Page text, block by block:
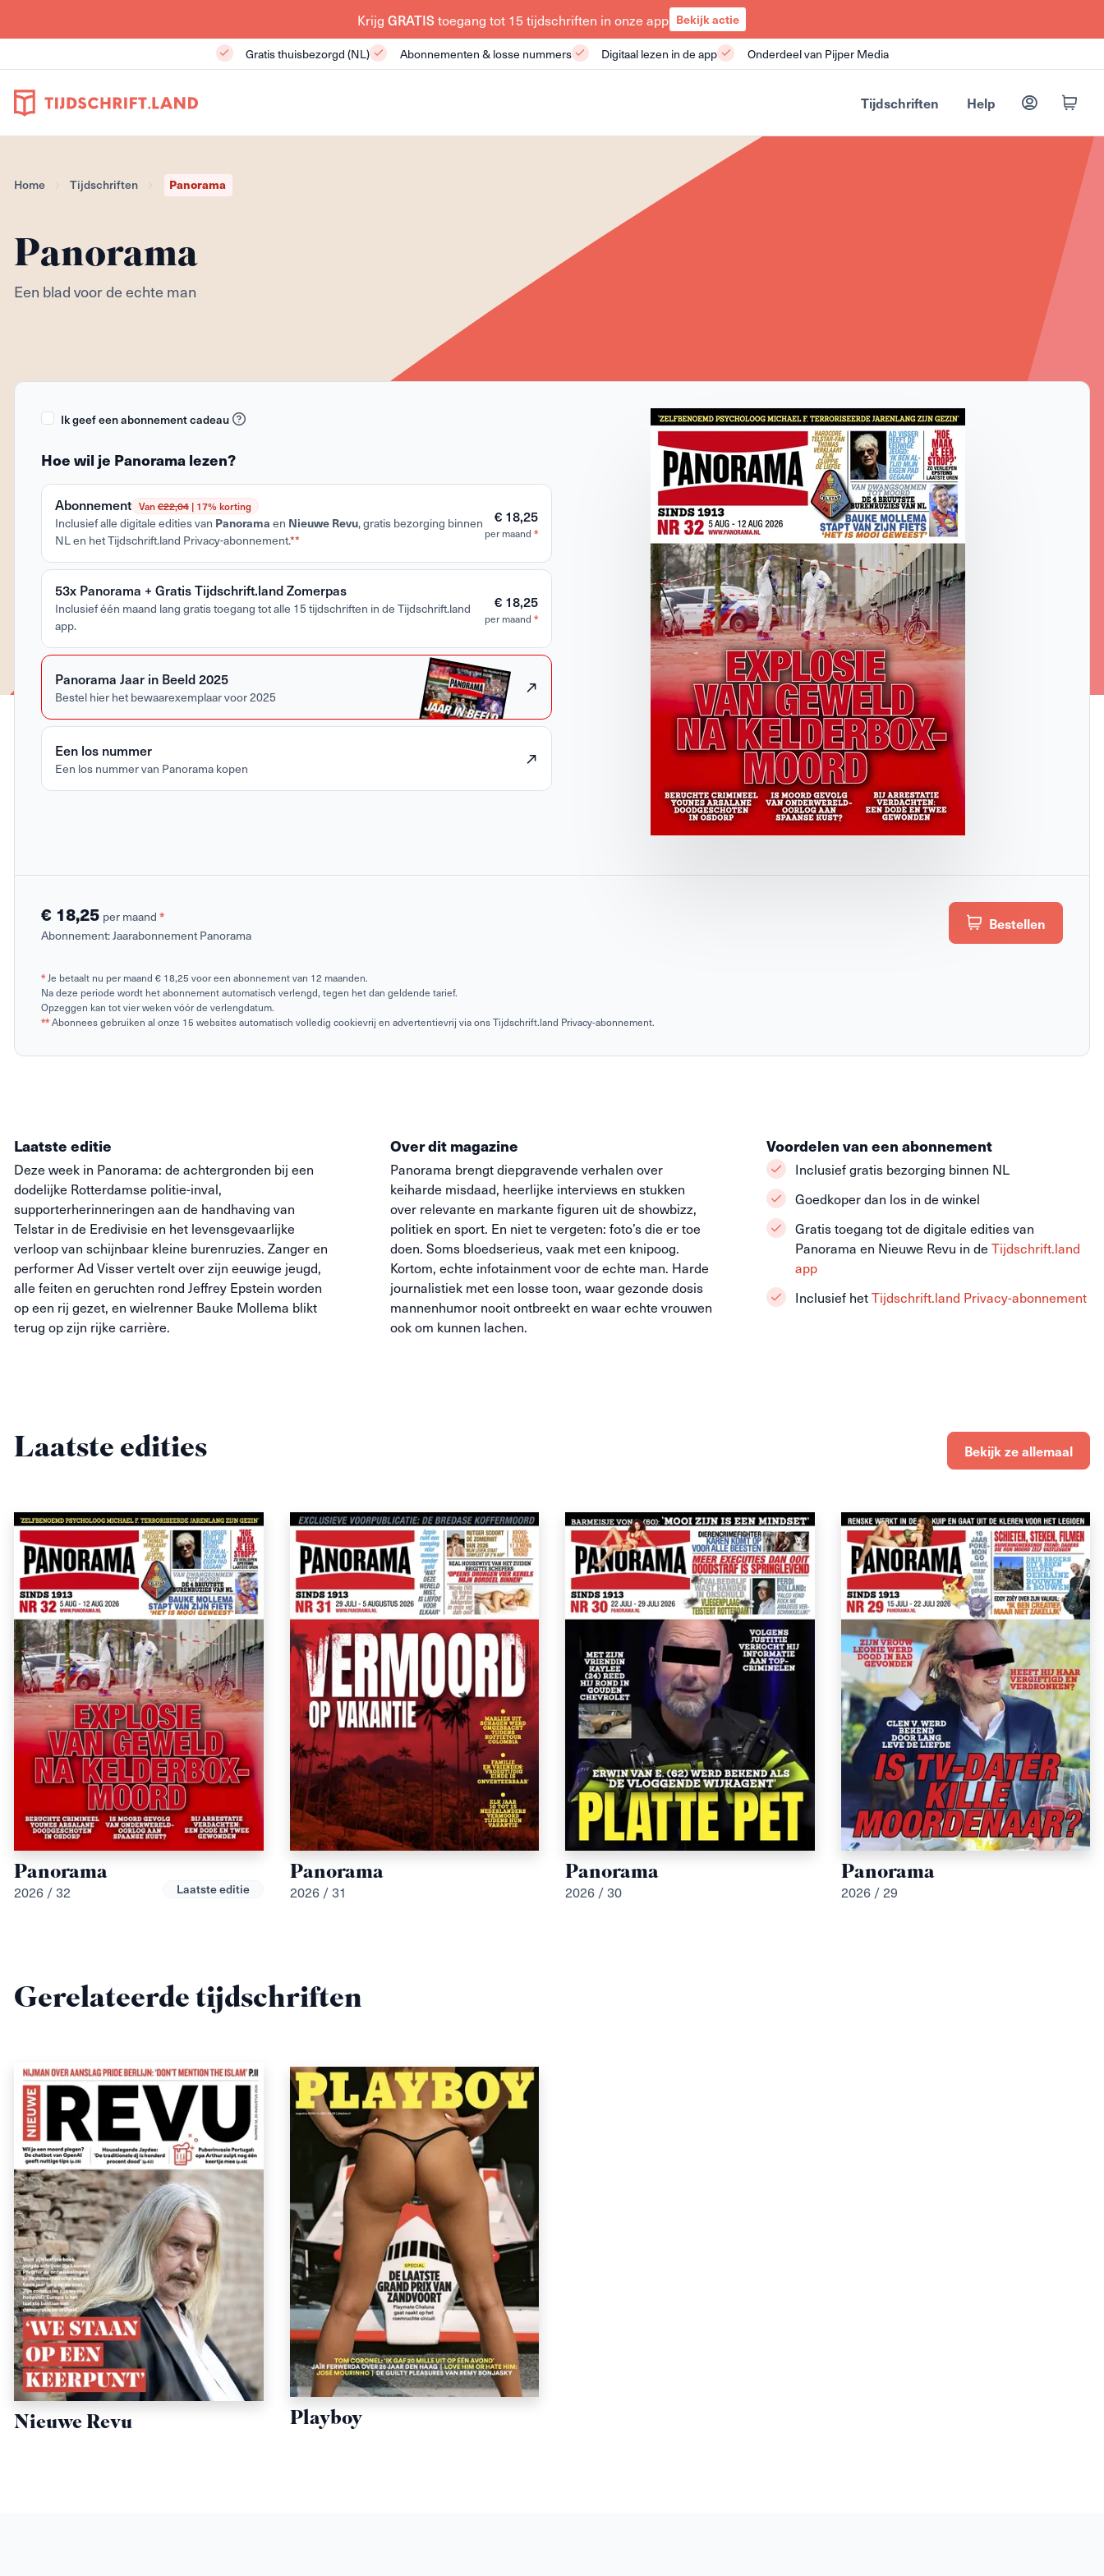
Krijg GRATIStoegang tot 15 tijdschriften in onze app Bekijk actie
Gratis thuisbezorgd (NL) Abonnementen & losse nummers Digitaal lezen in de app Onderdeel van Pijper Media
Tijdschriften Help
Home Tijdschriften Panorama
Panorama
Een blad voor de echte man
Ik geef een abonnement cadeau
Hoe wil je Panorama lezen?
Van€22,04| 17% korting
Abonnement
Inclusief alle digitale edities van Panorama en Nieuwe Revu, gratis bezorging binnen
NL en het Tijdschrift.land Privacy-abonnement.**
€ 18,25
per maand *
53x Panorama + Gratis Tijdschrift.land Zomerpas
Inclusief één maand lang gratis toegang tot alle 15 tijdschriften in de Tijdschrift.land
app.
€ 18,25
per maand *
Panorama Jaar in Beeld 2025
Bestel hier het bewaarexemplaar voor 2025
Een los nummer
Een los nummer van Panorama kopen
€ 18,25 per maand *
Abonnement:Jaarabonnement Panorama
Bestellen
*Je betaalt nu per maand € 18,25 voor een abonnement van 12 maanden.
Na deze periode wordt het abonnement automatisch verlengd, tegen het dan geldende tarief.
Opzeggen kan tot vier weken vóór de verlengdatum.
**Abonnees gebruiken al onze 15 websites automatisch volledig cookievrij en advertentievrij via ons Tijdschrift.land Privacy-abonnement.
Laatste editie
Deze week in Panorama: de achtergronden bij een
dodelijke Rotterdamse politie-inval,
supporterherinneringen aan de handhaving van
Telstar in de Eredivisie en het levensgevaarlijke
verloop van schijnbaar kleine burenruzies. Zanger en
performer Ad Visser vertelt over zijn eeuwige jeugd,
alle feiten en geruchten rond Jeffrey Epstein worden
op een rij gezet, en wielrenner Bauke Mollema blikt
terug op zijn rijke carrière.
Over dit magazine
Panorama brengt diepgravende verhalen over
keiharde misdaad, heerlijke interviews en stukken
over relevante en markante figuren uit de showbizz,
politiek en sport. En niet te vergeten: foto’s die er toe
doen. Soms bloedserieus, vaak met een knipoog.
Kortom, echte infotainment voor de echte man. Harde
journalistiek met een losse toon, waar gezonde dosis
mannenhumor nooit ontbreekt en waar echte vrouwen
ook om kunnen lachen.
Voordelen van een abonnement
Inclusief gratis bezorging binnen NL
Goedkoper dan los in de winkel
Gratis toegang tot de digitale edities van
Panorama en Nieuwe Revu in de Tijdschrift.land
app
Inclusief hetTijdschrift.land Privacy-abonnement
Laatste edities Bekijk ze allemaal
Panorama
2026 / 32 Laatste editie
Panorama
2026 / 31
Panorama
2026 / 30
Panorama
2026 / 29
Gerelateerde tijdschriften
Nieuwe Revu Playboy